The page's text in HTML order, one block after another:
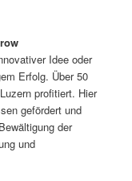
Idee oder
Erfolg. Über 50
profitiert. Hier
gefördert und
der
und